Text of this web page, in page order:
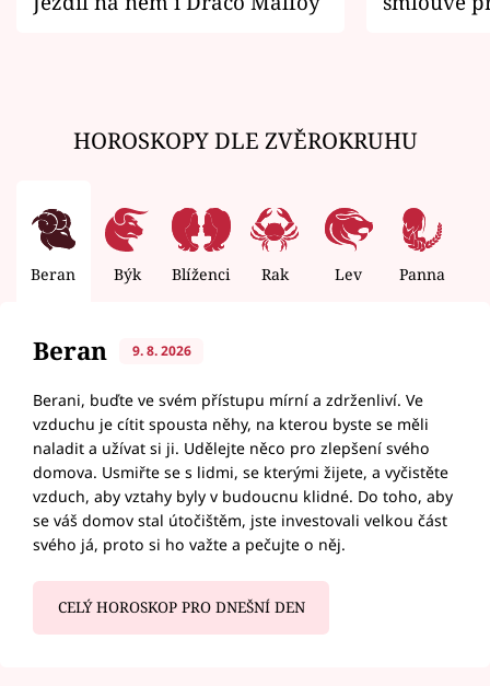
HOROSKOPY DLE ZVĚROKRUHU
Beran Býk Blíženci Rak Lev Panna
Beran 9. 8. 2026
Berani, buďte ve svém přístupu mírní a zdrženliví. Ve
vzduchu je cítit spousta něhy, na kterou byste se měli
naladit a užívat si ji. Udělejte něco pro zlepšení svého
domova. Usmiřte se s lidmi, se kterými žijete, a vyčistěte
vzduch, aby vztahy byly v budoucnu klidné. Do toho, aby
se váš domov stal útočištěm, jste investovali velkou část
svého já, proto si ho važte a pečujte o něj.
CELÝ HOROSKOP PRO DNEŠNÍ DEN